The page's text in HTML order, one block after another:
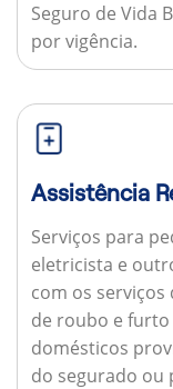
Seguro de Vida
por vigência.
Assistência
Serviços para
eletricista e
com os serviços
de roubo e furto
domésticos
do segurado ou